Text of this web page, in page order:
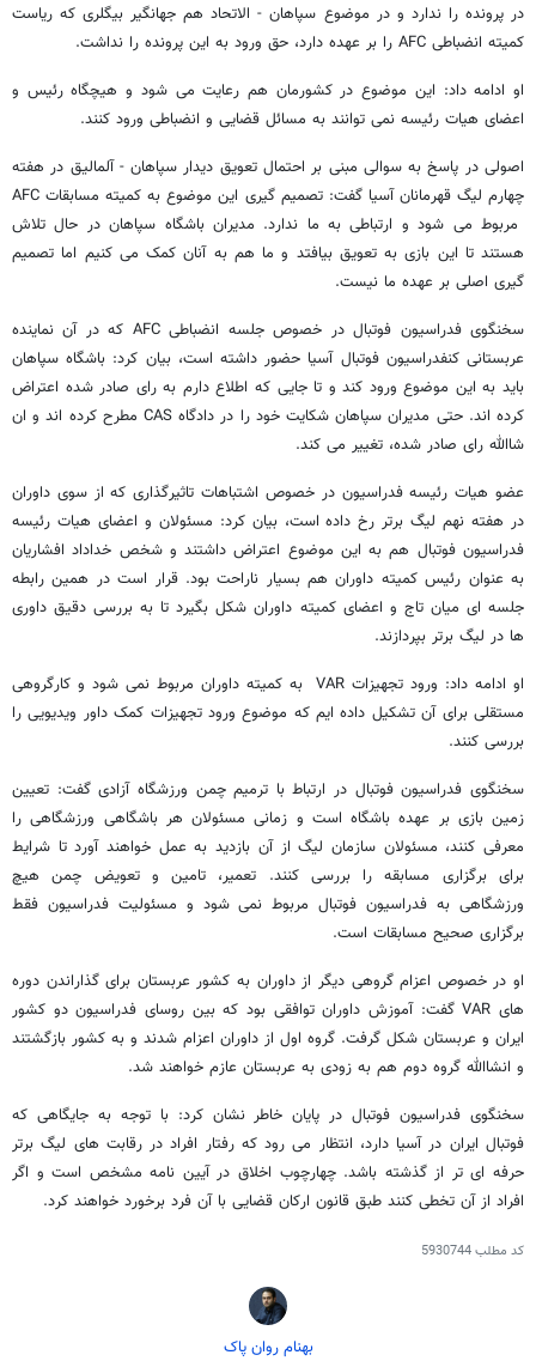
در پرونده را ندارد و در موضوع سپاهان - الاتحاد هم جهانگیر بیگلری که ریاست
کمیته انضباطی AFC را بر عهده دارد، حق ورود به این پرونده را نداشت.
او ادامه داد: این موضوع در کشورمان هم رعایت می شود و هیچگاه رئیس و
اعضای هیات رئیسه نمی توانند به مسائل قضایی و انضباطی ورود کنند.
اصولی در پاسخ به سوالی مبنی بر احتمال تعویق دیدار سپاهان - آلمالیق در هفته
چهارم لیگ قهرمانان آسیا گفت: تصمیم گیری این موضوع به کمیته مسابقات AFC
مربوط می شود و ارتباطی به ما ندارد. مدیران باشگاه سپاهان در حال تلاش
هستند تا این بازی به تعویق بیافتد و ما هم به آنان کمک می کنیم اما تصمیم
گیری اصلی بر عهده ما نیست.
سخنگوی فدراسیون فوتبال در خصوص جلسه انضباطی AFC که در آن نماینده
عربستانی کنفدراسیون فوتبال آسیا حضور داشته است، بیان کرد: باشگاه سپاهان
باید به این موضوع ورود کند و تا جایی که اطلاع دارم به رای صادر شده اعتراض
کرده اند. حتی مدیران سپاهان شکایت خود را در دادگاه CAS مطرح کرده اند و ان
شاالله رای صادر شده، تغییر می کند.
عضو هیات رئیسه فدراسیون در خصوص اشتباهات تاثیرگذاری که از سوی داوران
در هفته نهم لیگ برتر رخ داده است، بیان کرد: مسئولان و اعضای هیات رئیسه
فدراسیون فوتبال هم به این موضوع اعتراض داشتند و شخص خداداد افشاریان
به عنوان رئیس کمیته داوران هم بسیار ناراحت بود. قرار است در همین رابطه
جلسه ای میان تاج و اعضای کمیته داوران شکل بگیرد تا به بررسی دقیق داوری
ها در لیگ برتر بپردازند.
او ادامه داد: ورود تجهیزات VAR به کمیته داوران مربوط نمی شود و کارگروهی
مستقلی برای آن تشکیل داده ایم که موضوع ورود تجهیزات کمک داور ویدیویی را
بررسی کنند.
سخنگوی فدراسیون فوتبال در ارتباط با ترمیم چمن ورزشگاه آزادی گفت: تعیین
زمین بازی بر عهده باشگاه است و زمانی مسئولان هر باشگاهی ورزشگاهی را
معرفی کنند، مسئولان سازمان لیگ از آن بازدید به عمل خواهند آورد تا شرایط
برای برگزاری مسابقه را بررسی کنند. تعمیر، تامین و تعویض چمن هیچ
ورزشگاهی به فدراسیون فوتبال مربوط نمی شود و مسئولیت فدراسیون فقط
برگزاری صحیح مسابقات است.
او در خصوص اعزام گروهی دیگر از داوران به کشور عربستان برای گذاراندن دوره
های VAR گفت: آموزش داوران توافقی بود که بین روسای فدراسیون دو کشور
ایران و عربستان شکل گرفت. گروه اول از داوران اعزام شدند و به کشور بازگشتند
و انشاالله گروه دوم هم به زودی به عربستان عازم خواهند شد.
سخنگوی فدراسیون فوتبال در پایان خاطر نشان کرد: با توجه به جایگاهی که
فوتبال ایران در آسیا دارد، انتظار می رود که رفتار افراد در رقابت های لیگ برتر
حرفه ای تر از گذشته باشد. چهارچوب اخلاق در آیین نامه مشخص است و اگر
افراد از آن تخطی کنند طبق قانون ارکان قضایی با آن فرد برخورد خواهند کرد.
کد مطلب5930744
بهنام روان پاک